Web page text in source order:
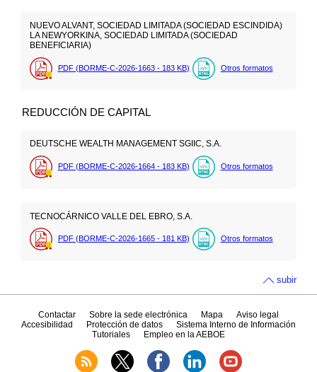
NUEVO ALVANT, SOCIEDAD LIMITADA (SOCIEDAD ESCINDIDA)
LA NEWYORKINA, SOCIEDAD LIMITADA (SOCIEDAD
BENEFICIARIA)
PDF (BORME-C-2026-1663 - 183 KB) Otros formatos
REDUCCIÓN DE CAPITAL
DEUTSCHE WEALTH MANAGEMENT SGIIC, S.A.
PDF (BORME-C-2026-1664 - 183 KB) Otros formatos
TECNOCÁRNICO VALLE DEL EBRO, S.A.
PDF (BORME-C-2026-1665 - 181 KB) Otros formatos
subir
Contactar Sobre la sede electrónica Mapa
Aviso legal
Accesibilidad
Protección de datos
Sistema Interno de Información
Tutoriales
Empleo en la AEBOE